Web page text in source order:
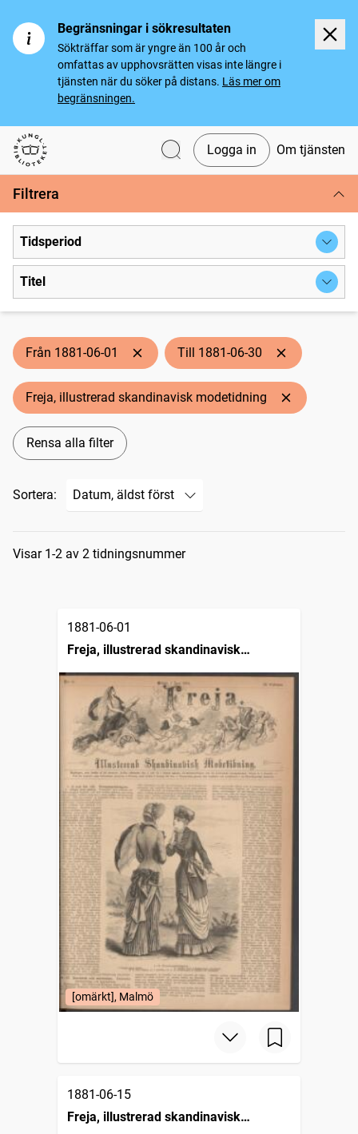
Begränsningar i sökresultaten
Sökträffar som är yngre än 100 år och
omfattas av upphovsrätten visas inte längre i
tjänsten när du söker på distans. Läs mer om
begränsningen.
Svenska tidningar
Logga in Om tjänsten
Filtrera
Tidsperiod
Titel
Från 1881-06-01 Till 1881-06-30
Freja, illustrerad skandinavisk modetidning
Rensa alla filter
Sortera:
Sökresultat
Visar 1-2 av 2 tidningsnummer
1881-06-01
Freja, illustrerad skandinavisk
modetidning
[omärkt], Malmö
1881-06-15
Freja, illustrerad skandinavisk